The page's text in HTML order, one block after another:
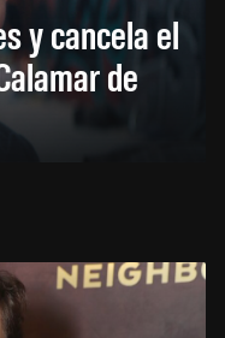
y cancela el
de